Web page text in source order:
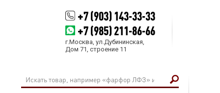
+7 (903) 143-33-33
+7 (985) 211-86-66
г.Москва, ул.Дубининская,
Дом 71, строение 11